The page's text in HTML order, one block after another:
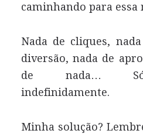
caminhando para essa
Nada de cliques,
diversão, nada de
de nada… Só
indefinidamente.
Minha solução?